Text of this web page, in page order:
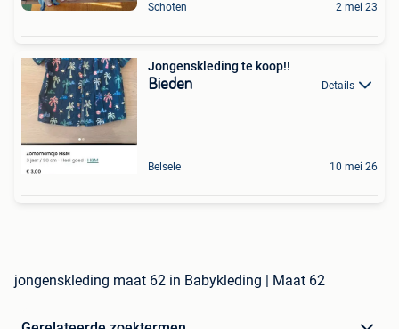
Schoten 2 mei 23
Jongenskleding te koop!!
Bieden Details
Belsele 10 mei 26
jongenskleding maat 62 in Babykleding | Maat 62